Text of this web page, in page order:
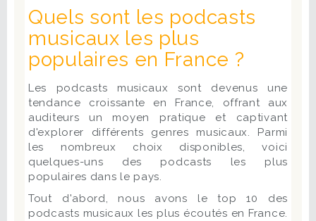
Quels sont les podcasts
musicaux les plus
populaires en France ?
Les podcasts musicaux sont devenus une
tendance croissante en France, offrant aux
auditeurs un moyen pratique et captivant
d'explorer différents genres musicaux. Parmi
les nombreux choix disponibles, voici
quelques-uns des podcasts les plus
populaires dans le pays.
Tout d'abord, nous avons le top 10 des
podcasts musicaux les plus écoutés en France.